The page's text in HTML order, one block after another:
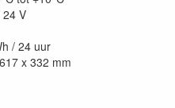
24 V
/ 24 uur
x 332 mm